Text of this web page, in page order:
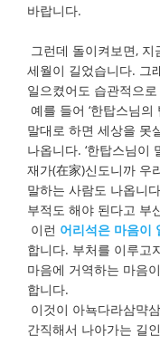
바랍니다.
그런데 돌이켜보면,
세월이 길었습니다. 그
일으켰어도 습관적으
예를 들어 ‘한탑스님
말대로 하면 세상을 못
나옵니다. ‘한탑스님이
재가(在家)신도니까 우
말하는 사람도 나옵니
부적도 해야 된다고 부
이런 어리석은 마음이
합니다. 부처를 이루고
마음에 거역하는 마음
합니다.
이것이 아뇩다라삼먁
간직해서 나아가는 길